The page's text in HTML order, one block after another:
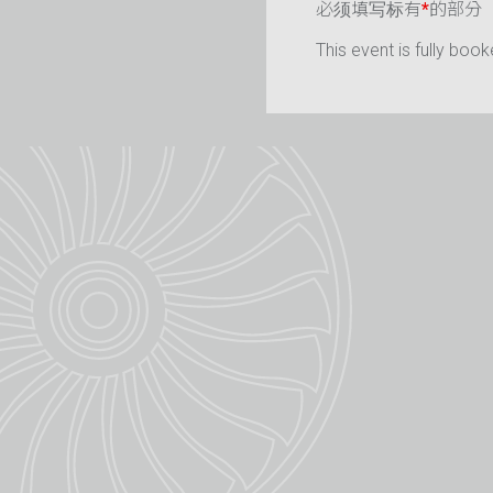
必须填写标有*的部分
This event is fully